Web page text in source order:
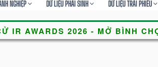
NGHIỆP DỮ LIỆU PHÁI SINH DỮ LIỆU TRÁI PHIẾU